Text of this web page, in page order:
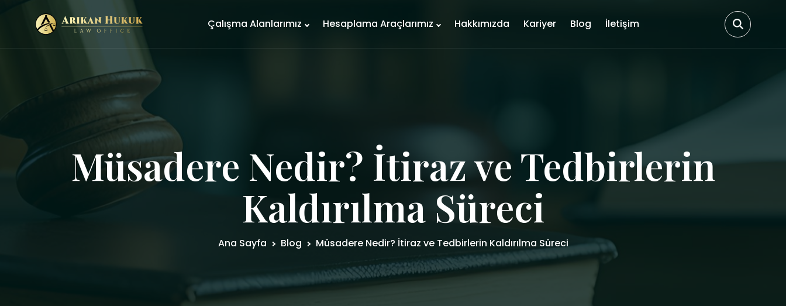
Çalışma Alanlarımız Hesaplama Araçlarımız Hakkımızda Kariyer Blog İletişim
Müsadere Nedir? İtiraz ve Tedbirlerin
Kaldırılma Süreci
Ana Sayfa Blog Müsadere Nedir? İtiraz ve Tedbirlerin Kaldırılma Süreci